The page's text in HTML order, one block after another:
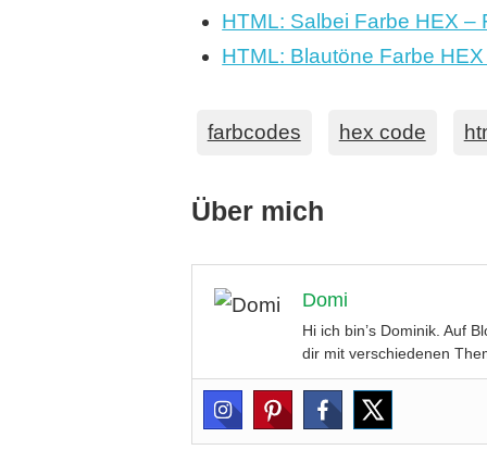
HTML: Salbei Farbe HEX –
HTML: Blautöne Farbe
farbcodes hex code
Über mich
Domi
Hi ich bin’s Dominik. Auf
dir mit verschiedenen